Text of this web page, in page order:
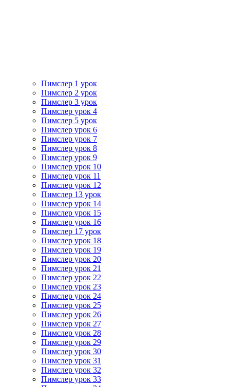
Пимслер 1 урок
Пимслер 2 урок
Пимслер 3 урок
Пимслер урок 4
Пимслер 5 урок
Пимслер урок 6
Пимслер урок 7
Пимслер урок 8
Пимслер урок 9
Пимслер урок 10
Пимслер урок 11
Пимслер урок 12
Пимслер 13 урок
Пимслер урок 14
Пимслер урок 15
Пимслер урок 16
Пимслер 17 урок
Пимслер урок 18
Пимслер урок 19
Пимслер урок 20
Пимслер урок 21
Пимслер урок 22
Пимслер урок 23
Пимслер урок 24
Пимслер урок 25
Пимслер урок 26
Пимслер урок 27
Пимслер урок 28
Пимслер урок 29
Пимслер урок 30
Пимслер урок 31
Пимслер урок 32
Пимслер урок 33